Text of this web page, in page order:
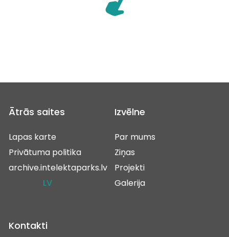
Ātrās saites
Lapas karte
Privātuma politika
archive.intelektaparks.lv
LV
Izvēlne
Par mums
Ziņas
Projekti
Galerija
Kontakti